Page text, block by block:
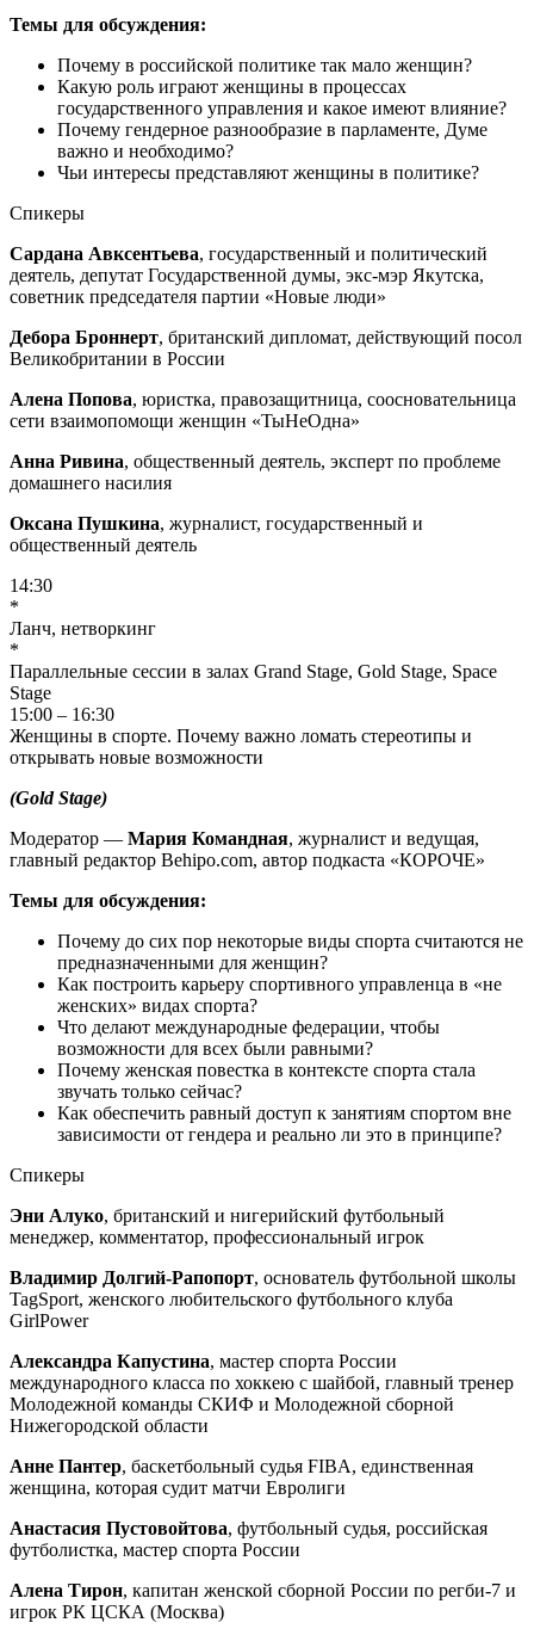
Темы для обсуждения:
Почему в российской политике так мало женщин?
Какую роль играют женщины в процессах
государственного управления и какое имеют влияние?
Почему гендерное разнообразие в парламенте, Думе
важно и необходимо?
Чьи интересы представляют женщины в политике?
Спикеры
Сардана Авксентьева, государственный и политический
деятель, депутат Государственной думы, экс-мэр Якутска,
советник председателя партии «Новые люди»
Дебора Броннерт, британский дипломат, действующий посол
Великобритании в России
Алена Попова, юристка, правозащитница, соосновательница
сети взаимопомощи женщин «ТыНеОдна»
Анна Ривина, общественный деятель, эксперт по проблеме
домашнего насилия
Оксана Пушкина, журналист, государственный и
общественный деятель
14:30
*
Ланч, нетворкинг
*
Параллельные сессии в залах Grand Stage, Gold Stage, Space
Stage
15:00 – 16:30
Женщины в спорте. Почему важно ломать стереотипы и
открывать новые возможности
(Gold Stage)
Модератор — Мария Командная, журналист и ведущая,
главный редактор Behipo.com, автор подкаста «КОРОЧЕ»
Темы для обсуждения:
Почему до сих пор некоторые виды спорта считаются не
предназначенными для женщин?
Как построить карьеру спортивного управленца в «не
женских» видах спорта?
Что делают международные федерации, чтобы
возможности для всех были равными?
Почему женская повестка в контексте спорта стала
звучать только сейчас?
Как обеспечить равный доступ к занятиям спортом вне
зависимости от гендера и реально ли это в принципе?
Спикеры
Эни Алуко, британский и нигерийский футбольный
менеджер, комментатор, профессиональный игрок
Владимир Долгий-Рапопорт, основатель футбольной школы
TagSport, женского любительского футбольного клуба
GirlPower
Александра Капустина, мастер спорта России
международного класса по хоккею с шайбой, главный тренер
Молодежной команды СКИФ и Молодежной сборной
Нижегородской области
Анне Пантер, баскетбольный судья FIBA, единственная
женщина, которая судит матчи Евролиги
Анастасия Пустовойтова, футбольный судья, российская
футболистка, мастер спорта России
Алена Тирон, капитан женской сборной России по регби-7 и
игрок РК ЦСКА (Москва)